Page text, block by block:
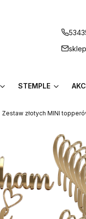
STEMPLE
Zestaw złotych MINI